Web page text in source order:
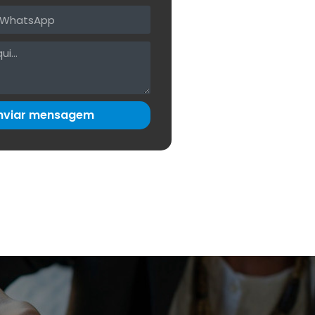
mensagem